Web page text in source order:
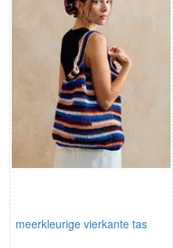
meerkleurige vierkante tas